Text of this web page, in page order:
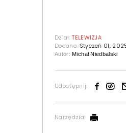
Dział:TELEWIZJA
Dodano: Styczeń 01,
Autor:Michał Niedbalski
Udostępnij:
Narzędzia: